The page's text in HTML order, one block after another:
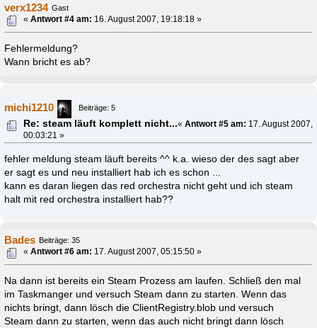
verx1234 Gast
«Antwort #4 am: 16. August 2007, 19:18:18 »
Fehlermeldung?
Wann bricht es ab?
michi1210 Beiträge: 5
Re: steam läuft komplett nicht...«Antwort #5 am: 17. August 2007,
00:03:21 »
fehler meldung steam läuft bereits ^^ k.a. wieso der des sagt aber
er sagt es und neu installiert hab ich es schon ...
kann es daran liegen das red orchestra nicht geht und ich steam
halt mit red orchestra installiert hab??
Bades Beiträge: 35
«Antwort #6 am: 17. August 2007, 05:15:50 »
Na dann ist bereits ein Steam Prozess am laufen. Schließ den mal
im Taskmanger und versuch Steam dann zu starten. Wenn das
nichts bringt, dann lösch die ClientRegistry.blob und versuch
Steam dann zu starten, wenn das auch nicht bringt dann lösch